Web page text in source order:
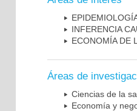
INFERENCIA
ECONOMÍA DE
Áreas de
Ciencias de la
Economía y